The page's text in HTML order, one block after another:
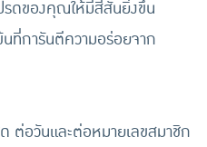
รดของคุณให้มีสีสันยิ่งขึ้น
ที่การันตีความอร่อยจาก
ต่อวันและต่อหมายเลขสมาชิก